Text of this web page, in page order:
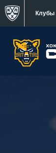
Клубы